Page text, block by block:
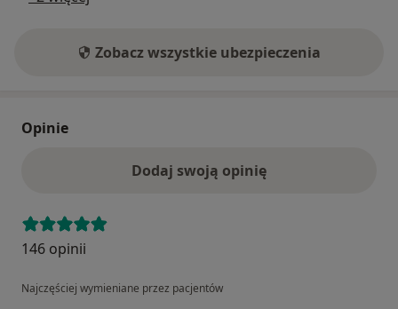
Zobacz wszystkie ubezpieczenia
Opinie
Dodaj swoją opinię
146 opinii
Najczęściej wymieniane przez pacjentów